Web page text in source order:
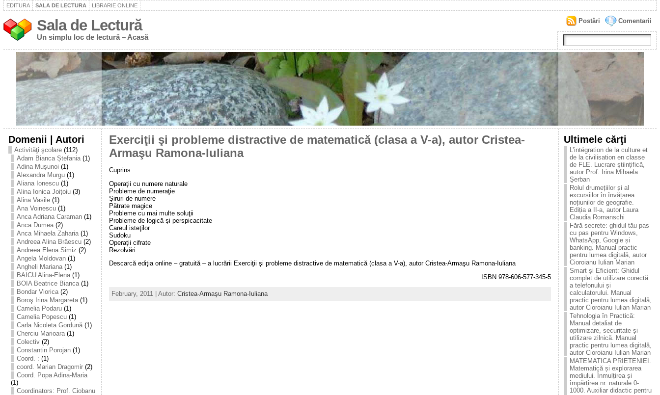
EDITURA SALA DE LECTURA LIBRARIE ONLINE
Sala de Lectură
Un simplu loc de lectură – Acasă
Comentarii
Postări
Domenii | Autori
Activităţi şcolare(112)
Adam Bianca Ștefania(1)
Adina Mușunoi (1)
Alexandra Murgu(1)
Aliana Ionescu(1)
Alina Ionica Joițoiu(3)
Alina Vasile(1)
Ana Voinescu(1)
Anca Adriana Caraman(1)
Anca Dumea(2)
Anca Mihaela Zaharia(1)
Andreea Alina Brăescu(2)
Andreea Elena Simiz (2)
Angela Moldovan(1)
Angheli Mariana(1)
BAICU Alina-Elena(1)
BOIA Beatrice Bianca(1)
Bondar Viorica(2)
Boroş Irina Margareta(1)
Camelia Podaru(1)
Camelia Popescu(1)
Carla Nicoleta Gordună(1)
Cherciu Marioara(1)
Colectiv(2)
Constantin Porojan(1)
Coord. : (1)
coord. Marian Dragomir(2)
Coord. Popa Adina-Maria
(1)
Coordinators: Prof. Ciobanu
Exerciţii şi probleme distractive de matematică (clasa a V-a), autor Cristea-
Armaşu Ramona-Iuliana
Cuprins
Operaţii cu numere naturale
Probleme de numeraţie
Şiruri de numere
Pătrate magice
Probleme cu mai multe soluţii
Probleme de logică şi perspicacitate
Careul isteţilor
Sudoku
Operaţii cifrate
Rezolvări
Descarcă ediţia online – gratuită – a lucrării Exerciţii şi probleme distractive de matematică (clasa a V-a), autor Cristea-Armaşu Ramona-Iuliana
ISBN 978-606-577-345-5
February, 2011 | Autor: Cristea-Armaşu Ramona-Iuliana
Ultimele cărţi
L’intégration de la culture et
de la civilisation en classe
de FLE. Lucrare ştiinţificǎ,
autor Prof. Irina Mihaela
Şerban
Rolul drumețiilor și al
excursiilor în învățarea
noțiunilor de geografie.
Ediția a II-a, autor Laura
Claudia Romanschi
Fără secrete: ghidul tău pas
cu pas pentru Windows,
WhatsApp, Google și
banking. Manual practic
pentru lumea digitală, autor
Cioroianu Iulian Marian
Smart și Eficient: Ghidul
complet de utilizare corectă
a telefonului și
calculatorului. Manual
practic pentru lumea digitală,
autor Cioroianu Iulian Marian
Tehnologia în Practică:
Manual detaliat de
optimizare, securitate și
utilizare zilnică. Manual
practic pentru lumea digitală,
autor Cioroianu Iulian Marian
MATEMATICA PRIETENIEI.
Matematică și explorarea
mediului. Înmulțirea și
împărțirea nr. naturale 0-
1000. Auxiliar didactic pentru